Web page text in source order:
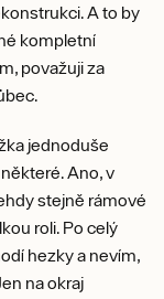
A to by
kompletní
považuji za
jednoduše
Ano, v
stejně rámové
roli. Po celý
hezky a nevím,
na okraj